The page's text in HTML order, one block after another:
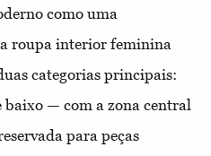
como uma
roupa interior feminina
categorias principais:
baixo — com a zona central
para peças